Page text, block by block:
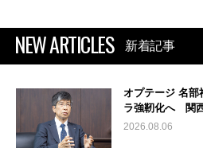
NEW ARTICLES 新着記事
オプテージ 名部
ラ強靭化へ 関
2026.08.06